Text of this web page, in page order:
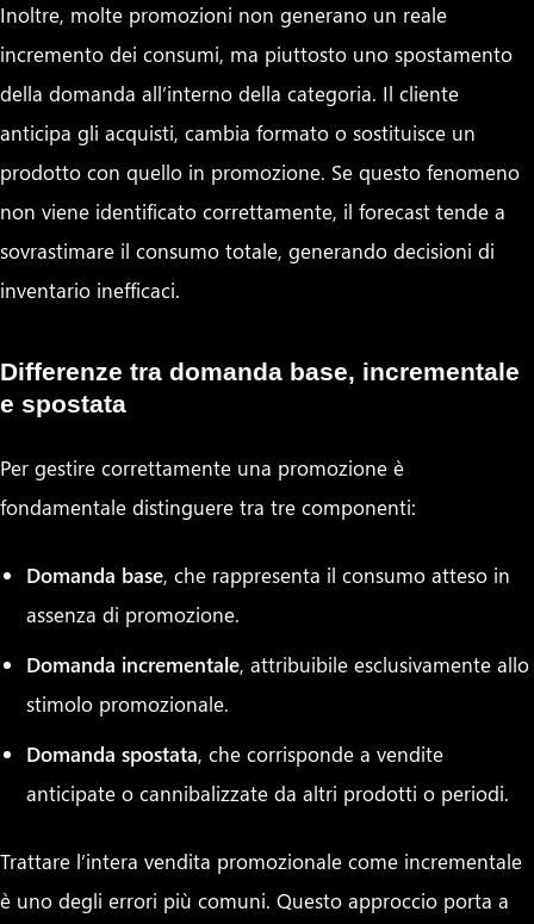
Inoltre, molte promozioni non generano un reale
incremento dei consumi, ma piuttosto uno spostamento
della domanda all’interno della categoria. Il cliente
anticipa gli acquisti, cambia formato o sostituisce un
prodotto con quello in promozione. Se questo fenomeno
non viene identificato correttamente, il forecast tende a
sovrastimare il consumo totale, generando decisioni di
inventario inefficaci.
Differenze tra domanda base, incrementale
e spostata
Per gestire correttamente una promozione è
fondamentale distinguere tra tre componenti:
Domanda base, che rappresenta il consumo atteso in
assenza di promozione.
Domanda incrementale, attribuibile esclusivamente allo
stimolo promozionale.
Domanda spostata, che corrisponde a vendite
anticipate o cannibalizzate da altri prodotti o periodi.
Trattare l’intera vendita promozionale come incrementale
è uno degli errori più comuni. Questo approccio porta a